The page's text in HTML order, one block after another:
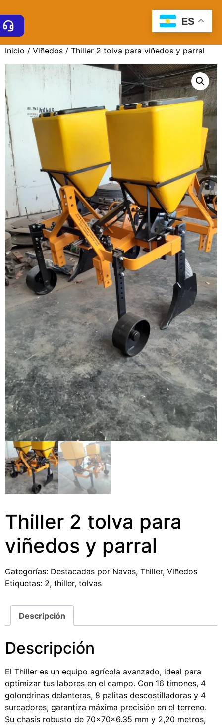
Inicio / Viñedos / Thiller 2 tolva para viñedos y parral
Thiller 2 tolva para
viñedos y parral
Categorías: Destacadas por Navas, Thiller, Viñedos
Etiquetas: 2, thiller, tolvas
Descripción
Descripción
El Thiller es un equipo agrícola avanzado, ideal para
optimizar tus labores en el campo. Con 16 timones, 4
golondrinas delanteras, 8 palitas descostilladoras y 4
surcadores, garantiza máxima precisión en el terreno.
Su chasís robusto de 70x70x6.35 mm y 2,20 metros,
ES